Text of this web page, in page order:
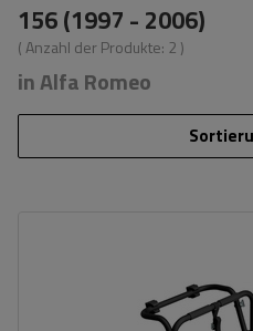
156 (1997 - 2006)
( Anzahl der Produkte: 2 )
in Alfa Romeo
universelles Montagesystem